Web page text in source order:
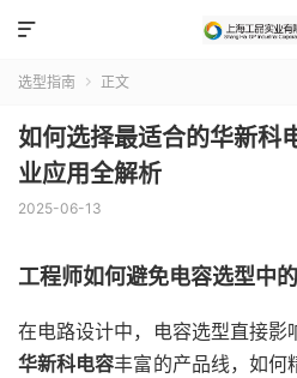

选型指南  正文
如何选择最适合的华新科
业应用全解析
2025-06-13
工程师如何避免电容选型中
在电路设计中，电容选型直接影
华新科电容丰富的产品线，如何